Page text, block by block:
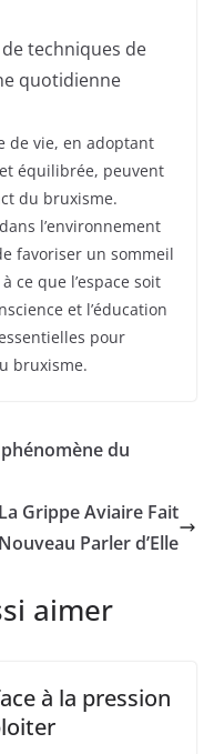
techniques de
quotidienne
de vie, en adoptant
équilibrée, peuvent
du bruxisme.
l’environnement
favoriser un sommeil
ce que l’espace soit
et l’éducation
pour
bruxisme.
du
Grippe Aviaire Fait
Nouveau Parler d’Elle
aimer
à la pression